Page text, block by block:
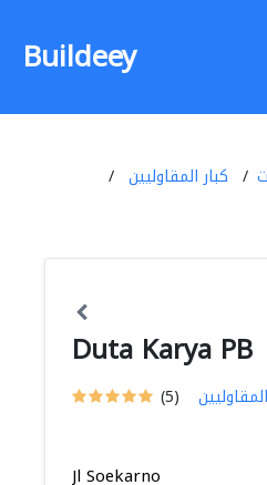
Buildeey
كبار المقاوليين
Duta Karya PB
(5)
Jl Soekarno